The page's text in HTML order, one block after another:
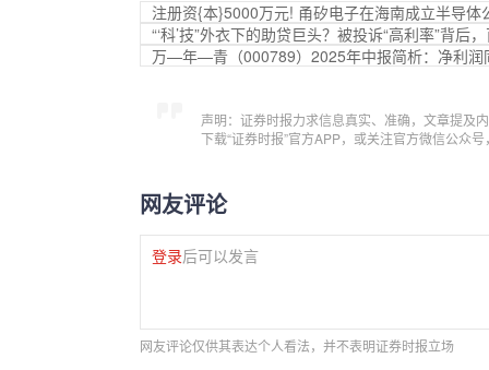
注册资{本}5000万元! 甬矽电子在海南成立半导体
“‘科’技”外衣下的助贷巨头？被投诉“高利率”背后
万—年—青（000789）2025年中报简析：净利润
声明：证券时报力求信息真实、准确，文章提及
下载“证券时报”官方APP，或关注官方微信公众
网友评论
登录后可以发言
网友评论仅供其表达个人看法，并不表明证券时报立场